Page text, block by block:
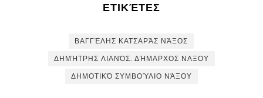
ΕΤΙΚΈΤΕΣ
ΒΑΓΓΈΛΗΣ ΚΑΤΣΑΡΆΣ ΝΆΞΟΣ
ΔΗΜΉΤΡΗΣ ΛΙΑΝΌΣ. ΔΉΜΑΡΧΟΣ ΝΑΞΟΥ
ΔΗΜΟΤΙΚΌ ΣΥΜΒΟΎΛΙΟ ΝΆΞΟΥ